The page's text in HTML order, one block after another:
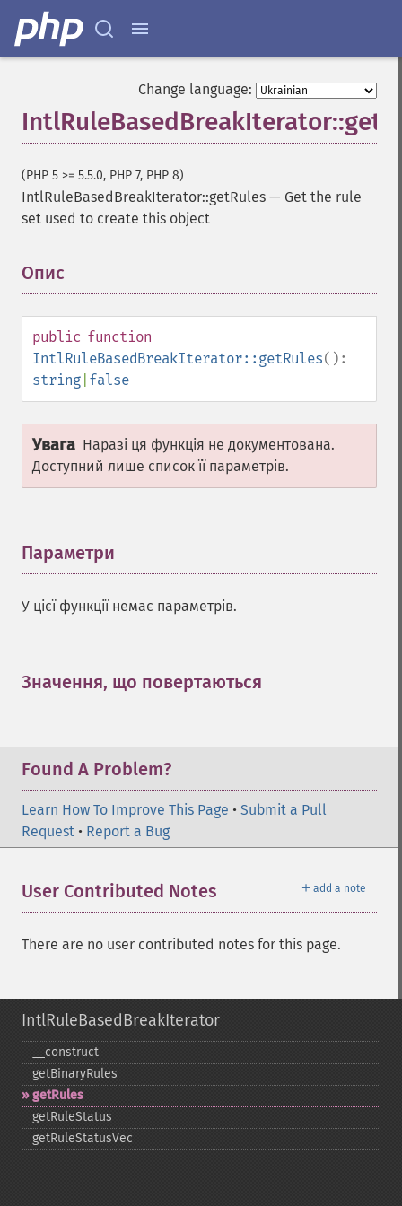
Change language:
(PHP 5 >= 5.5.0, PHP 7, PHP 8)
IntlRuleBasedBreakIterator::getRules — Get the rule
set used to create this object
Опис
public function
IntlRuleBasedBreakIterator::getRules():
string false
Увага Наразі ця функція не документована.
Доступний лише список її параметрів.
Параметри
У цієї функції немає параметрів.
Значення, що повертаються
Found A Problem?
Learn How To Improve This Page • Submit a Pull
Request • Report a Bug
＋ add a note
User Contributed Notes
There are no user contributed notes for this page.
IntlRuleBasedBreakIterator
_​_​construct
getBinaryRules
getRules
getRuleStatus
getRuleStatusVec